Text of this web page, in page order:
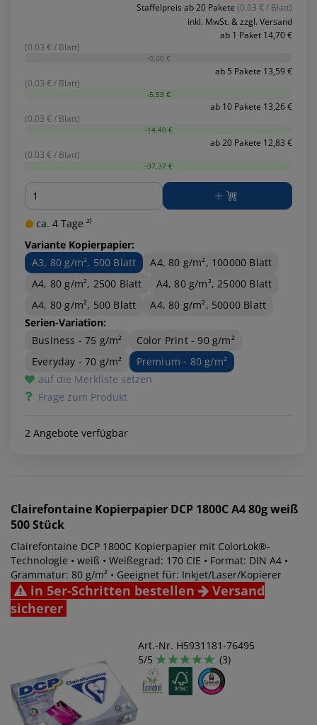
Staffelpreis ab 20 Pakete (0.03 € / Blatt)
inkl. MwSt. & zzgl. Versand
ab 1 Paket 14,70 €
(0.03 € / Blatt)
-0,00 €
ab 5 Pakete 13,59 €
(0.03 € / Blatt)
-5,53 €
ab 10 Pakete 13,26 €
(0.03 € / Blatt)
-14,40 €
ab 20 Pakete 12,83 €
(0.03 € / Blatt)
-37,37 €
Menge
ca. 4 Tage ²⁾
Variante Kopierpapier:
A3, 80 g/m², 500 Blatt
A4, 80 g/m², 100000 Blatt
A4, 80 g/m², 2500 Blatt
A4, 80 g/m², 25000 Blatt
A4, 80 g/m², 500 Blatt
A4, 80 g/m², 50000 Blatt
Serien-Variation:
Business - 75 g/m²
Color Print - 90 g/m²
Everyday - 70 g/m²
Premium - 80 g/m²
auf die Merkliste setzen
Frage zum Produkt
2 Angebote verfügbar
Clairefontaine Kopierpapier DCP 1800C A4 80g weiß
500 Stück
Clairefontaine DCP 1800C Kopierpapier mit ColorLok®-
Technologie • weiß • Weißegrad: 170 CIE • Format: DIN A4 •
Grammatur: 80 g/m² • Geeignet für: Inkjet/Laser/Kopierer
in 5er-Schritten bestellen
Versand
sicherer
Art.-Nr. H5931181-76495
5/5
(3)